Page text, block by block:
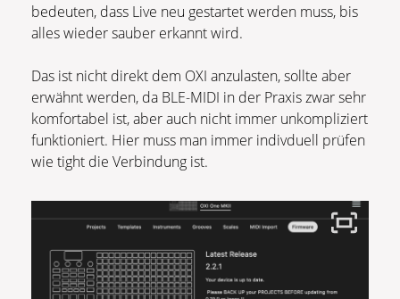
bedeuten, dass Live neu gestartet werden muss, bis
alles wieder sauber erkannt wird.
Das ist nicht direkt dem OXI anzulasten, sollte aber
erwähnt werden, da BLE-MIDI in der Praxis zwar sehr
komfortabel ist, aber auch nicht immer unkompliziert
funktioniert. Hier muss man immer indivduell prüfen
wie tight die Verbindung ist.